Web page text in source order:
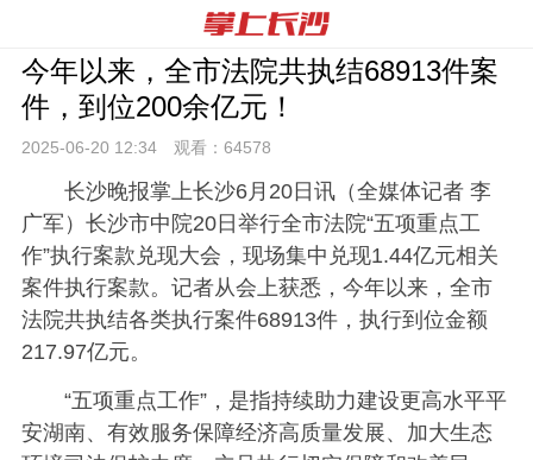
今年以来，全市法院共执结68913件案
件，到位200余亿元！
2025-06-20 12:34 观看： 64578
长沙晚报掌上长沙6月20日讯（全媒体记者 李
广军）长沙市中院20日举行全市法院“五项重点工
作”执行案款兑现大会，现场集中兑现1.44亿元相关
案件执行案款。记者从会上获悉，今年以来，全市
法院共执结各类执行案件68913件，执行到位金额
217.97亿元。
“五项重点工作”，是指持续助力建设更高水平平
安湖南、有效服务保障经济高质量发展、加大生态